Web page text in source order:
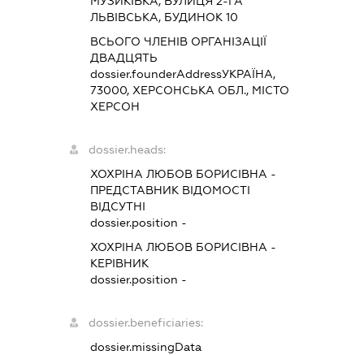
ЛЬВІВСЬКА, БУДИНОК 10
ВСЬОГО ЧЛЕНІВ ОРГАНІЗАЦІЇ
ДВАДЦЯТЬ
dossier.founderAddressУКРАЇНА,
73000, ХЕРСОНСЬКА ОБЛ., МІСТО
ХЕРСОН
dossier.heads:
ХОХРІНА ЛЮБОВ БОРИСІВНА -
ПРЕДСТАВНИКВІДОМОСТІ
ВІДСУТНІ
dossier.position -
ХОХРІНА ЛЮБОВ БОРИСІВНА -
КЕРІВНИК
dossier.position -
dossier.beneficiaries:
dossier.missingData